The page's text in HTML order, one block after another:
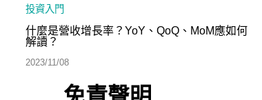
投資入門
什麼是營收增長率？YoY、QoQ、MoM應如何
解讀？
2023/11/08